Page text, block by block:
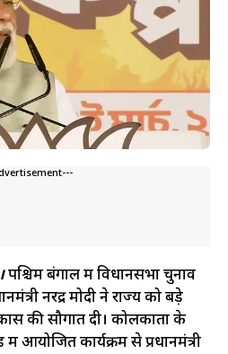
पश्चिम बंगाल में विधानसभा चुनाव
नरेंद्र मोदी ने राज्य को बड़े
की सौगात दी। कोलकाता के
में आयोजित कार्यक्रम से प्रधानमंत्री